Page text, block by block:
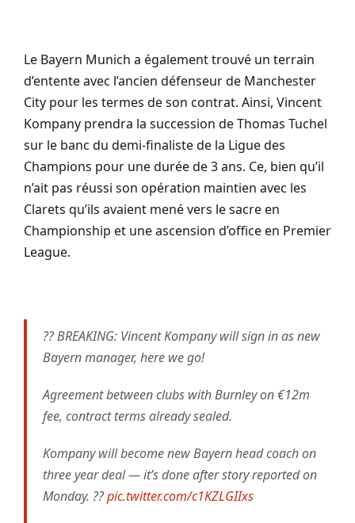
Le Bayern Munich a également trouvé un terrain
d’entente avec l’ancien défenseur de Manchester
City pour les termes de son contrat. Ainsi, Vincent
Kompany prendra la succession de Thomas Tuchel
sur le banc du demi-finaliste de la Ligue des
Champions pour une durée de 3 ans. Ce, bien qu’il
n’ait pas réussi son opération maintien avec les
Clarets qu’ils avaient mené vers le sacre en
Championship et une ascension d’office en Premier
League.
?? BREAKING: Vincent Kompany will sign in as new
Bayern manager, here we go!
Agreement between clubs with Burnley on €12m
fee, contract terms already sealed.
Kompany will become new Bayern head coach on
three year deal — it’s done after story reported on
Monday. ??pic.twitter.com/c1KZLGIIxs